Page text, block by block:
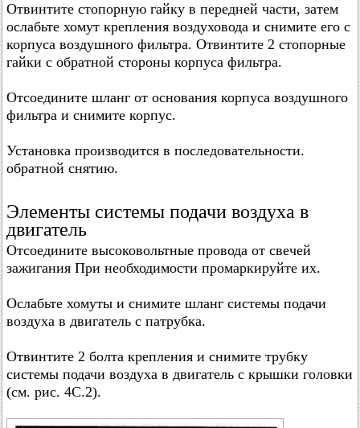
Отвинтите стопорную гайку в передней части, затем
ослабьте хомут крепления воздуховода и снимите его с
корпуса воздушного фильтра. Отвинтите 2 стопорные
гайки с обратной стороны корпуса фильтра.
Отсоедините шланг от основания корпуса воздушного
фильтра и снимите корпус.
Установка производится в последовательности.
обратной снятию.
Элементы системы подачи воздуха в
двигатель
Отсоедините высоковольтные провода от свечей
зажигания При необходимости промаркируйте их.
Ослабьте хомуты и снимите шланг системы подачи
воздуха в двигатель с патрубка.
Отвинтите 2 болта крепления и снимите трубку
системы подачи воздуха в двигатель с крышки головки
(см. рис. 4С.2).